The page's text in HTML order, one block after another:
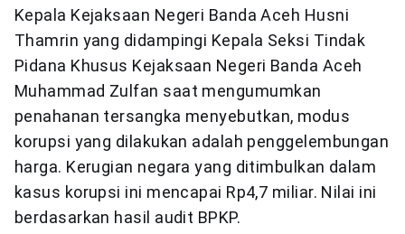
Kepala Kejaksaan Negeri Banda Aceh Husni
Thamrin yang didampingi Kepala Seksi Tindak
Pidana Khusus Kejaksaan Negeri Banda Aceh
Muhammad Zulfan saat mengumumkan
penahanan tersangka menyebutkan, modus
korupsi yang dilakukan adalah penggelembungan
harga. Kerugian negara yang ditimbulkan dalam
kasus korupsi ini mencapai Rp4,7 miliar. Nilai ini
berdasarkan hasil audit BPKP.